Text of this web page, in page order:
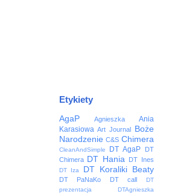
Etykiety
AgaP Agnieszka
Ania
Karasiowa Art Journal
Boże
Narodzenie C&S Chimera
CleanAndSimple DT AgaP
DT
Chimera DT Hania DT Ines
DT Iza DT Koraliki Beaty
DT PaNaKo DT call
DT
prezentacja
DTAgnieszka